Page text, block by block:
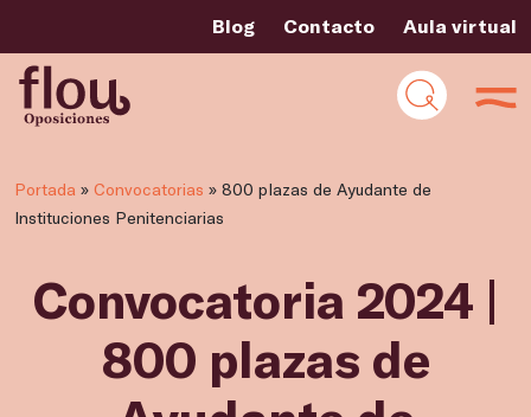
Blog Contacto Aula virtual
Portada » Convocatorias » 800 plazas de Ayudante de
Instituciones Penitenciarias
Convocatoria 2024 |
800 plazas de